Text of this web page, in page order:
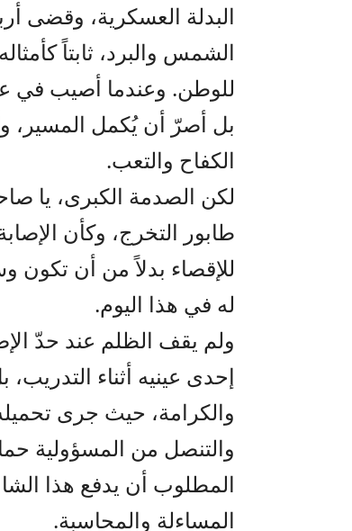
البدلة العسكرية، وقضى
الشمس والبرد، ثابتاً
للوطن. وعندما أصيب في
بل أصرّ أن يُكمل المسير،
الكفاح والتعب.
لكن الصدمة الكبرى، يا
طابور التخرج، وكأن
للإقصاء بدلاً من أن
له في هذا اليوم.
ولم يقف الظلم عند حدّ
إحدى عينيه أثناء
والكرامة، حيث جرى
والتنصل من المسؤولية
المطلوب أن يدفع هذا
المساءلة والمحاسبة.